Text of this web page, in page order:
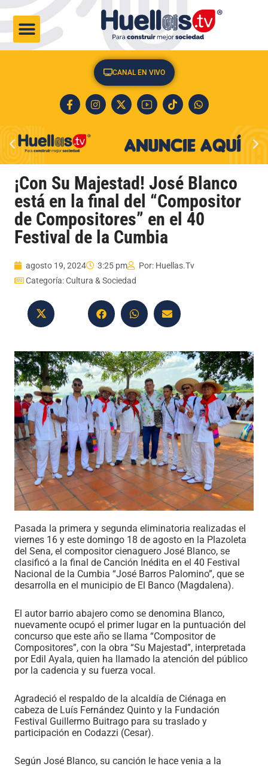
CANAL EN VIVO
¡Con Su Majestad! José Blanco
está en la final del “Compositor
de Compositores” en el 40
Festival de la Cumbia
agosto 19, 2024 3:25 pm Por: Huellas.Tv
Categoría:Cultura & Sociedad
Pasada la primera y segunda eliminatoria realizadas el
viernes 16 y este domingo 18 de agosto en la Plazoleta
del Sena, el compositor cienaguero José Blanco, se
clasificó a la final de Canción Inédita en el 40 Festival
Nacional de la Cumbia “José Barros Palomino”, que se
desarrolla en el municipio de El Banco (Magdalena).
El autor barrio abajero como se denomina Blanco,
nuevamente ocupó el primer lugar en la puntuación del
concurso que este año se llama “Compositor de
Compositores”, con la obra “Su Majestad”, interpretada
por Edil Ayala, quien ha llamado la atención del público
por la cadencia y su fuerza vocal.
Agradeció el respaldo de la alcaldía de Ciénaga en
cabeza de Luís Fernández Quinto y la Fundación
Festival Guillermo Buitrago para su traslado y
participación en Codazzi (Cesar).
Según José Blanco, su canción le hace venia a la